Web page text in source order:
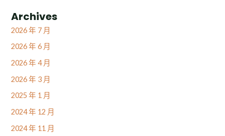
Archives
2026 年 7 月
2026 年 6 月
2026 年 4 月
2026 年 3 月
2025 年 1 月
2024 年 12 月
2024 年 11 月